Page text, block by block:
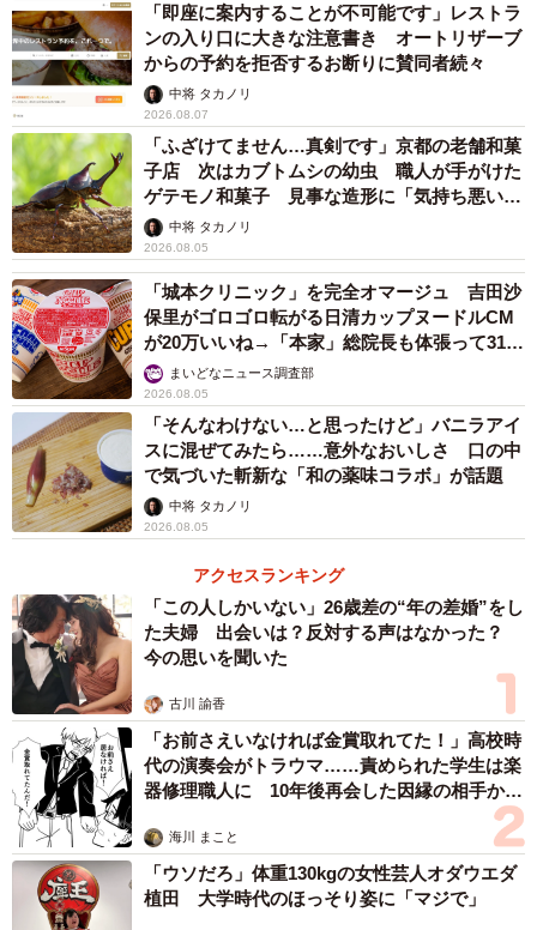
「即座に案内することが不可能です」レストラ
ンの入り口に大きな注意書き オートリザーブ
からの予約を拒否するお断りに賛同者続々
中将 タカノリ
2026.08.07
「ふざけてません…真剣です」京都の老舗和菓
子店 次はカブトムシの幼虫 職人が手がけた
ゲテモノ和菓子 見事な造形に「気持ち悪いく
らいリアル」
中将 タカノリ
2026.08.05
「城本クリニック」を完全オマージュ 吉田沙
保里がゴロゴロ転がる日清カップヌードルCM
が20万いいね→「本家」総院長も体張って31万
いいねまいどなニュース調査部
2026.08.05
「そんなわけない…と思ったけど」バニラアイ
スに混ぜてみたら……意外なおいしさ 口の中
で気づいた斬新な「和の薬味コラボ」が話題
中将 タカノリ
2026.08.05
アクセスランキング
「この人しかいない」26歳差の“年の差婚”をし
た夫婦 出会いは？反対する声はなかった？
今の思いを聞いた
古川 諭香
「お前さえいなければ金賞取れてた！」高校時
代の演奏会がトラウマ……責められた学生は楽
器修理職人に 10年後再会した因縁の相手から
海川 まこと
「ウソだろ」体重130kgの女性芸人オダウエダ
植田 大学時代のほっそり姿に「マジで」